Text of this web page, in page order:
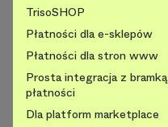
TrisoSHOP
Płatności dla e-sklepów
Płatności dla stron www
Prosta integracja z bramką
płatności
Dla platform marketplace